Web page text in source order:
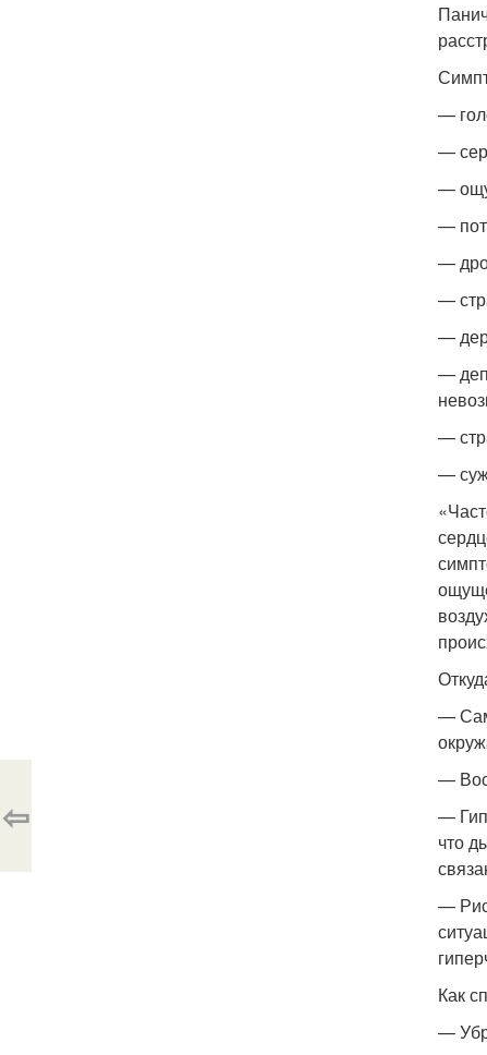
—
—
—
—
—
—
—
—
—
—
—
—
—
что
—
Как
—
⇦